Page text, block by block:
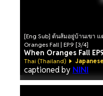
[Eng Sub] ต้นส้มอยู่บ้านเขา
Oranges Fall | EP.9 [3/4]
When Oranges Fall
Thai (Thailand)
captioned by NINI